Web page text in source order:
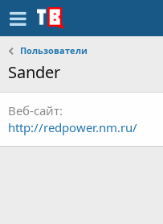
Пользователи
Sander
Веб-сайт
http://redpower.nm.ru/